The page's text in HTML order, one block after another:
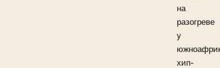
на
разогреве
у
хип-